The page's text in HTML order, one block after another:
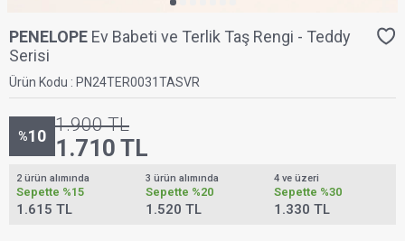
PENELOPE Ev Babeti ve Terlik Taş Rengi - Teddy
Serisi
Ürün Kodu : PN24TER0031TASVR
%10
1.900TL
1.710 TL
2 ürün alımında
Sepette %15
1.615 TL
3 ürün alımında
Sepette %20
1.520 TL
4 ve üzeri
Sepette %30
1.330 TL